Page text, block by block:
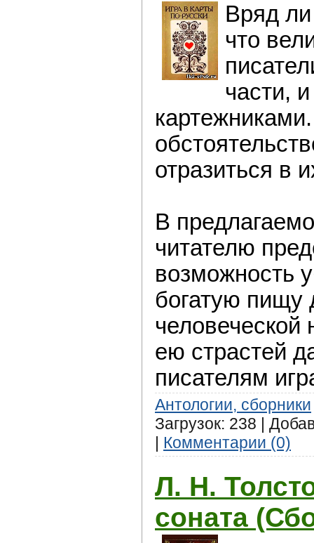
Вряд
что
части,
отразиться в
В
читателю
возможность
богатую пищу
ею страстей
писателям
Антологии, сборники
Загрузок: 238 |
| Комментарии (0)
Л. Н.
соната